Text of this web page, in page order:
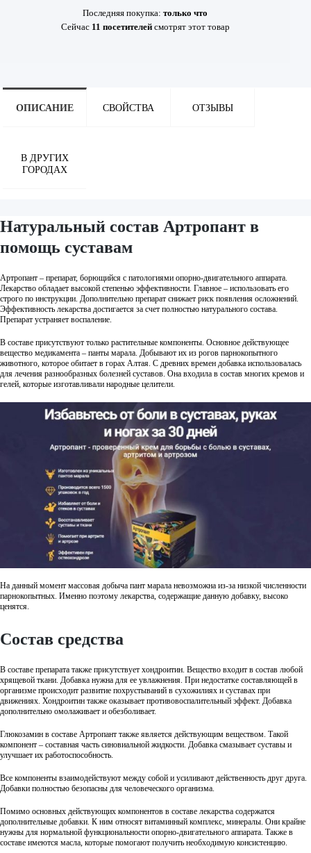
Последняя покупка: только что
Сейчас 11 посетителей смотрятэтот товар
ОПИСАНИЕ СВОЙСТВА ОТЗЫВЫ
В ДРУГИХ
ГОРОДАХ
Натуральный состав Артропант в
помощь суставам
Артропант – препарат, борющийся с патологиями опорно-двигательного аппарата.
Лекарство обладает высокой степенью эффективности. Главное – использовать его
строго по инструкции. Дополнительно препарат снижает риск появления осложнений.
Эффективность лекарства достигается за счет полностью натурального состава.
Препарат устраняет воспаление.
В составе присутствуют только растительные компоненты. Основное действующее
вещество медикамента – панты марала. Добывают их из рогов парнокопытного
животного, которое обитает в горах Алтая. С древних времен добавка использовалась
для лечения разнообразных болезней суставов. Она входила в состав многих кремов и
гелей, которые изготавливали народные целители.
На данный момент массовая добыча пант марала невозможна из-за низкой численности
парнокопытных. Именно поэтому лекарства, содержащие данную добавку, высоко
ценятся.
Состав средства
В составе препарата также присутствует хондроитин. Вещество входит в состав любой
хрящевой ткани. Добавка нужна для ее увлажнения. При недостатке составляющей в
организме происходит развитие похрустываний в сухожилиях и суставах при
движениях. Хондроитин также оказывает противовоспалительный эффект. Добавка
дополнительно омолаживает и обезболивает.
Глюкозамин в составе Артропант также является действующим веществом. Такой
компонент – составная часть синовиальной жидкости. Добавка смазывает суставы и
улучшает их работоспособность.
Все компоненты взаимодействуют между собой и усиливают действенность друг друга.
Добавки полностью безопасны для человеческого организма.
Помимо основных действующих компонентов в составе лекарства содержатся
дополнительные добавки. К ним относят витаминный комплекс, минералы. Они крайне
нужны для нормальной функциональности опорно-двигательного аппарата. Также в
составе имеются масла, которые помогают получить необходимую консистенцию.